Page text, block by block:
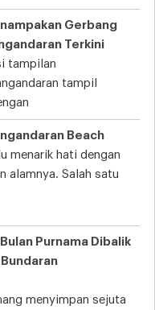
Gerbang
Terkini
tampilan
tampil
Beach
menarik hati dengan
alamnya. Salah satu
Purnama Dibalik
menyimpan sejuta